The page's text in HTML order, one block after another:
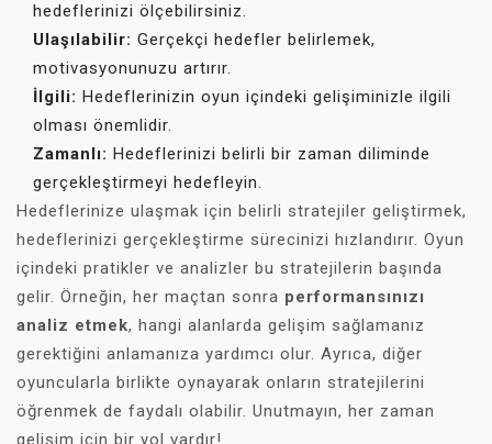
hedeflerinizi ölçebilirsiniz.
Ulaşılabilir: Gerçekçi hedefler belirlemek,
motivasyonunuzu artırır.
İlgili: Hedeflerinizin oyun içindeki gelişiminizle ilgili
olması önemlidir.
Zamanlı: Hedeflerinizi belirli bir zaman diliminde
gerçekleştirmeyi hedefleyin.
Hedeflerinize ulaşmak için belirli stratejiler geliştirmek,
hedeflerinizi gerçekleştirme sürecinizi hızlandırır. Oyun
içindeki pratikler ve analizler bu stratejilerin başında
gelir. Örneğin, her maçtan sonra performansınızı
analiz etmek, hangi alanlarda gelişim sağlamanız
gerektiğini anlamanıza yardımcı olur. Ayrıca, diğer
oyuncularla birlikte oynayarak onların stratejilerini
öğrenmek de faydalı olabilir. Unutmayın, her zaman
gelişim için bir yol vardır!